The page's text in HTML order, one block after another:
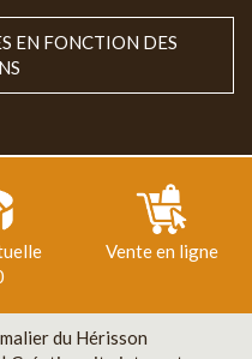
EN FONCTION DES
Vente en ligne
du Hérisson